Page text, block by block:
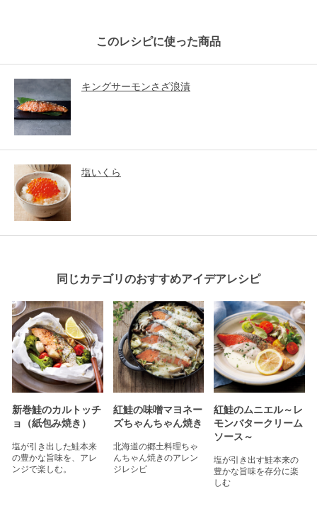
このレシピに使った商品
キングサーモンさざ浪漬
塩いくら
同じカテゴリのおすすめアイデアレシピ
新巻鮭のカルトッチ
ョ（紙包み焼き）
塩が引き出した鮭本来
の豊かな旨味を、アレ
ンジで楽しむ。
紅鮭の味噌マヨネー
ズちゃんちゃん焼き
北海道の郷土料理ちゃ
んちゃん焼きのアレン
ジレシピ
紅鮭のムニエル～レ
モンバタークリーム
ソース～
塩が引き出す鮭本来の
豊かな旨味を存分に楽
しむ